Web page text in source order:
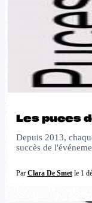
Les puces
Depuis 2013,
succès de
Par Clara De Smetle 1